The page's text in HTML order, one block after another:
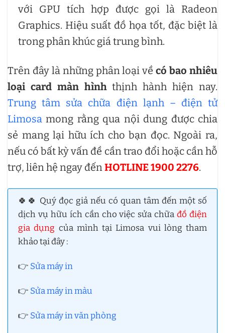
với GPU tích hợp được gọi là Radeon
Graphics. Hiệu suất đồ họa tốt, đặc biệt là
trong phân khúc giá trung bình.
Trên đây là những phân loại vềcó bao nhiêu
loại card màn hìnhthịnh hành hiện nay.
Trung tâm sửa chữa điện lạnh – điện tử
Limosa mong rằng qua nội dung được chia
sẻ mang lại hữu ích cho bạn đọc. Ngoài ra,
nếu có bất kỳ vấn đề cần trao đổi hoặc cần hỗ
trợ, liên hệ ngay đếnHOTLINE 1900 2276.
🍀🍀 Quý đọc giả nếu có quan tâm đến một số
dịch vụ hữu ích cần cho việc sửa chữađồ điện
gia dụng của mình tại Limosa vui lòng tham
khảo tại đây :
👉 Sửa máy in
👉 Sửa máy in màu
👉 Sửa máy in văn phòng